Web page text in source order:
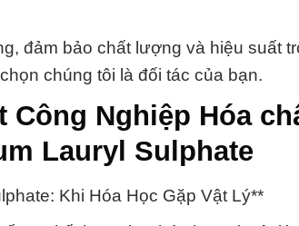
đảm bảo chất lượng và hiệu suất
chúng tôi là đối tác của bạn.
Nghiệp Hóa
Lauryl Sulphate
Khi Hóa Học Gặp Vật Lý**